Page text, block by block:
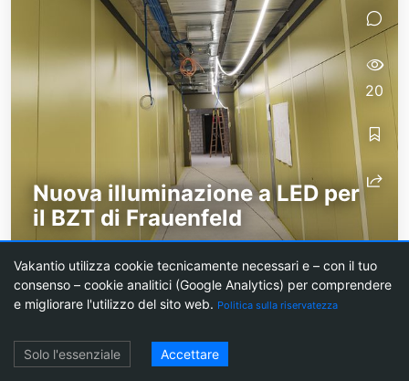
Nuova illuminazione a LED per
il BZT di Frauenfeld
cantiere TBZ a Frauenfeld. La scuola
professionale sta ristrutturando alcune stanze al
pianterreno per la robotica, Loxone e...
20
Vakantio utilizza cookie tecnicamente necessari e – con il tuo
consenso – cookie analitici (Google Analytics) per comprendere
e migliorare l'utilizzo del sito web. Politica sulla riservatezza
Solo l'essenziale Accettare